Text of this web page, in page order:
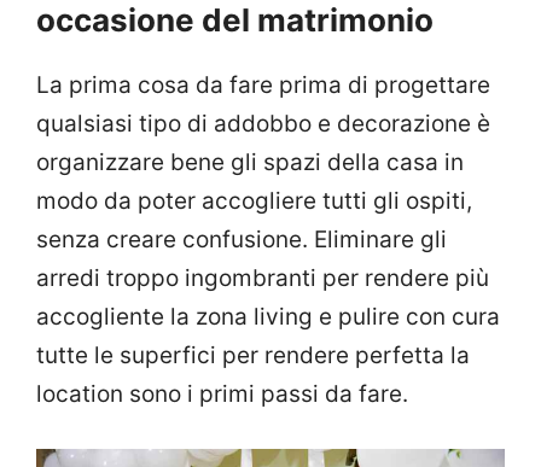
occasione del matrimonio
La prima cosa da fare prima di progettare
qualsiasi tipo di addobbo e decorazione è
organizzare bene gli spazi della casa in
modo da poter accogliere tutti gli ospiti,
senza creare confusione. Eliminare gli
arredi troppo ingombranti per rendere più
accogliente la zona living e pulire con cura
tutte le superfici per rendere perfetta la
location sono i primi passi da fare.